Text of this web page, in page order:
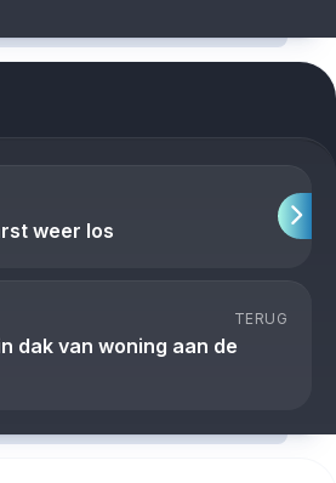
weer los
TERUG
dak van woning aan de